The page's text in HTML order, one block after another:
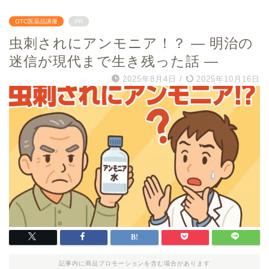
OTC医薬品講座 PR
虫刺されにアンモニア！？ ― 明治の
迷信が現代まで生き残った話 ―
2025年8月4日 / 2025年10月16日
記事内に商品プロモーションを含む場合があります